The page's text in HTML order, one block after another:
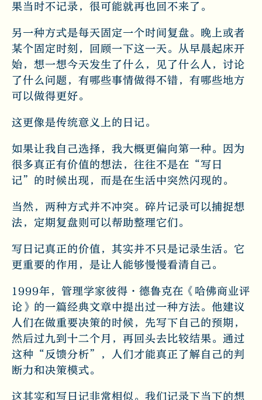
果当时不记录，很可能就再也回不来了。
另一种方式是每天固定一个时间复盘。晚上或者
某个固定时刻，回顾一下这一天。从早晨起床开
始，想一想今天发生了什么，见了什么人，讨论
了什么问题，有哪些事情做得不错，有哪些地方
可以做得更好。
这更像是传统意义上的日记。
如果让我自己选择，我大概更偏向第一种。因为
很多真正有价值的想法，往往不是在“写日
记”的时候出现，而是在生活中突然闪现的。
当然，两种方式并不冲突。碎片记录可以捕捉想
法，定期复盘则可以帮助整理它们。
写日记真正的价值，其实并不只是记录生活。它
更重要的作用，是让人能够慢慢看清自己。
1999年，管理学家彼得·德鲁克在《哈佛商业评
论》的一篇经典文章中提出过一种方法。他建议
人们在做重要决策的时候，先写下自己的预期，
然后过九到十二个月，再回头去比较结果。通过
这种“反馈分析”，人们才能真正了解自己的判
断力和决策模式。
这其实和写日记非常相似。我们记录下当下的想